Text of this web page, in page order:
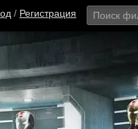
/ Регистрация